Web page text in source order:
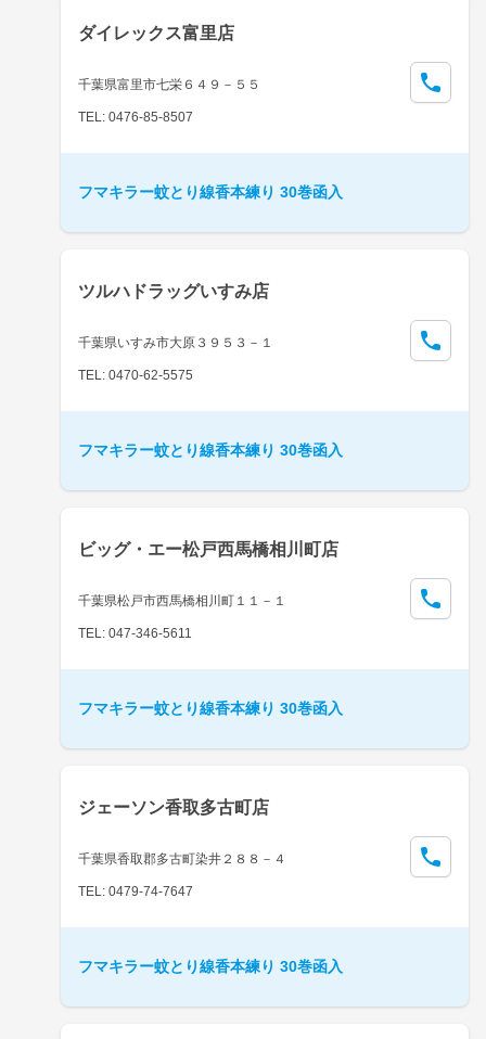
ダイレックス富里店
千葉県富里市七栄６４９－５５
TEL: 0476-85-8507
フマキラー蚊とり線香本練り 30巻函入
ツルハドラッグいすみ店
千葉県いすみ市大原３９５３－１
TEL: 0470-62-5575
フマキラー蚊とり線香本練り 30巻函入
ビッグ・エー松戸西馬橋相川町店
千葉県松戸市西馬橋相川町１１－１
TEL: 047-346-5611
フマキラー蚊とり線香本練り 30巻函入
ジェーソン香取多古町店
千葉県香取郡多古町染井２８８－４
TEL: 0479-74-7647
フマキラー蚊とり線香本練り 30巻函入